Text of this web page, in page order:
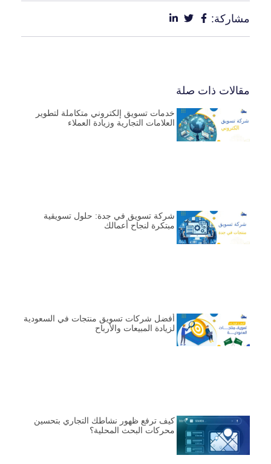
مشاركة:
مقالات ذات صلة
خدمات تسويق إلكتروني متكاملة لتطوير
العلامات التجارية وزيادة العملاء
شركة تسويق في جدة: حلول تسويقية
مبتكرة لنجاح أعمالك
أفضل شركات تسويق منتجات في السعودية
لزيادة المبيعات والأرباح
كيف ترفع ظهور نشاطك التجاري بتحسين
محركات البحث المحلية؟